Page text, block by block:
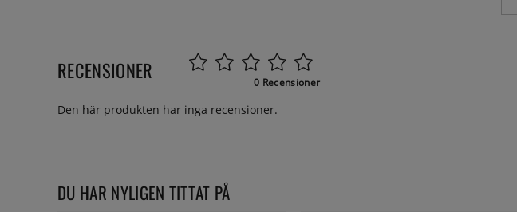
RECENSIONER 0 Recensioner
Den här produkten har inga recensioner.
DU HAR NYLIGEN TITTAT PÅ